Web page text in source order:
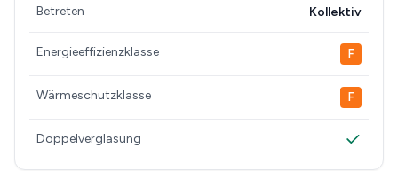
Betreten Kollektiv
Energieeffizienzklasse F
Wärmeschutzklasse F
Doppelverglasung